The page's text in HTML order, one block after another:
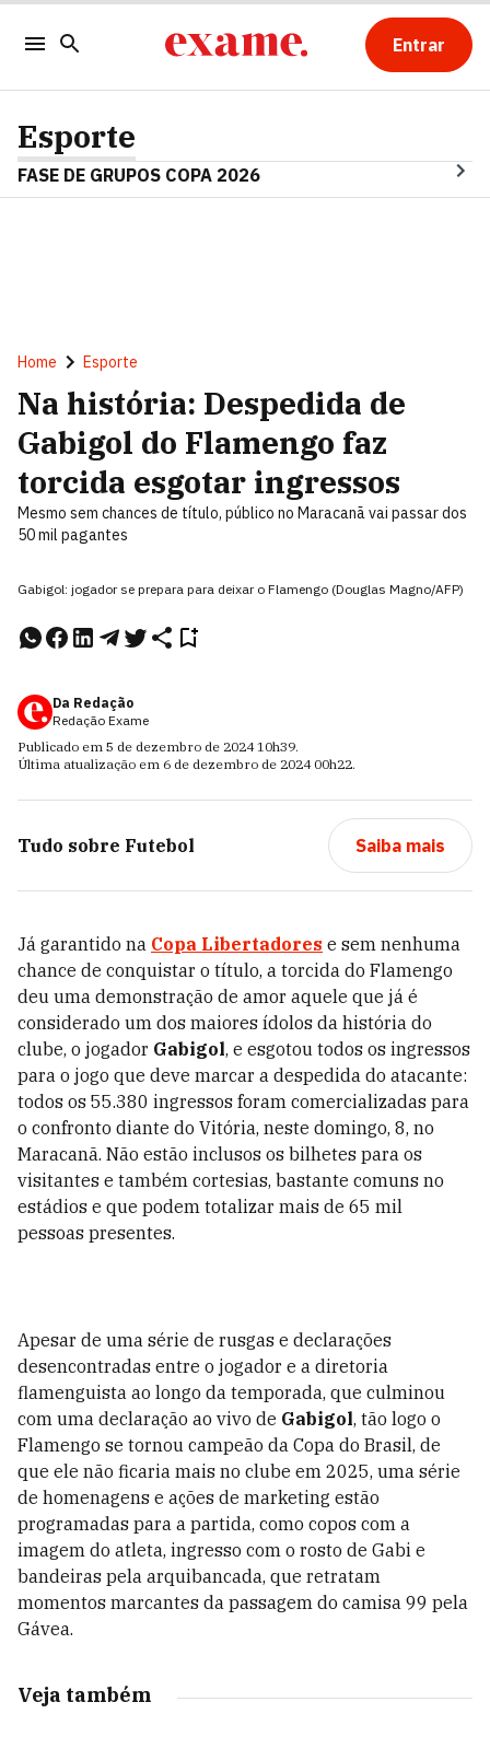
Entrar
Esporte
FASE DE GRUPOS COPA 2026
Home Esporte
Na história: Despedida de
Gabigol do Flamengo faz
torcida esgotar ingressos
Mesmo sem chances de título, público no Maracanã vai passar dos
50 mil pagantes
Gabigol: jogador se prepara para deixar o Flamengo (Douglas Magno/AFP)
Da Redação
Redação Exame
Publicado em 5 de dezembro de 2024 10h39.
Última atualização em 6 de dezembro de 2024 00h22.
Tudo sobre Futebol Saiba mais
Já garantido na Copa Libertadores e sem nenhuma
chance de conquistar o título, a torcida do Flamengo
deu uma demonstração de amor aquele que já é
considerado um dos maiores ídolos da história do
clube, o jogador Gabigol, e esgotou todos os ingressos
para o jogo que deve marcar a despedida do atacante:
todos os 55.380 ingressos foram comercializadas para
o confronto diante do Vitória, neste domingo, 8, no
Maracanã. Não estão inclusos os bilhetes para os
visitantes e também cortesias, bastante comuns no
estádios e que podem totalizar mais de 65 mil
pessoas presentes.
Apesar de uma série de rusgas e declarações
desencontradas entre o jogador e a diretoria
flamenguista ao longo da temporada, que culminou
com uma declaração ao vivo de Gabigol, tão logo o
Flamengo se tornou campeão da Copa do Brasil, de
que ele não ficaria mais no clube em 2025, uma série
de homenagens e ações de marketing estão
programadas para a partida, como copos com a
imagem do atleta, ingresso com o rosto de Gabi e
bandeiras pela arquibancada, que retratam
momentos marcantes da passagem do camisa 99 pela
Gávea.
Veja também